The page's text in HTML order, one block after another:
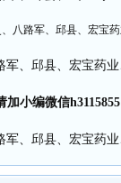
加小编微信h3115855